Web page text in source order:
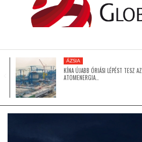
AFRIKA
ÁZSIA
ÁZSIA
KÍNA ÚJABB ÓRIÁSI LÉPÉST TESZ AZ
ATOMENERGIA…